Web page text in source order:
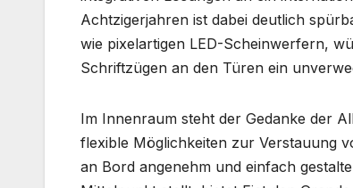
Achtzigerjahren ist dabei deutlich
wie pixelartigen LED-Scheinwerfern,
Schriftzügen an den Türen ein
Im Innenraum steht der Gedanke der
flexible Möglichkeiten zur Verstauung
an Bord angenehm und einfach